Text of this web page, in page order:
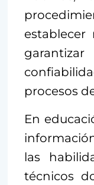
establecer
procesos
En
las
técnicos